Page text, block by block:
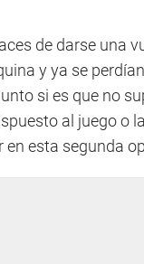
de darse una
y ya se
si es que no
al juego o
esta segunda